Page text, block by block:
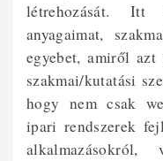
létrehozását. Itt
anyagaimat,
egyebet, amiről
szakmai/kutatási
hogy nem csak
ipari rendszerek